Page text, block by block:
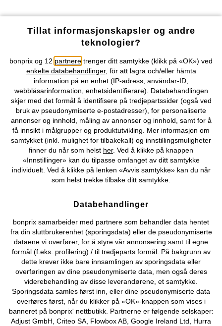
Våre betalingsalternativer
Vårt tilbud
Selskapet
Topkategorier / Sesongvarer
Du kan også finne oss på
Cookie-innstillinger
Om Oss Angre kjøp
© 2026 bonprix.
Tillat informasjonskapsler og andre
teknologier?
bonprix og 12 partnere trenger ditt samtykke (klikk på «OK») ved
enkelte databehandlinger, för att lagra och/eller hämta
information på en enhet (IP-adress, användar-ID,
webbläsarinformation, enhetsidentifierare). Databehandlingen
skjer med det formål å identifisere på tredjepartssider (også ved
bruk av pseudonymiserte e-postadresser), for personaliserte
annonser og innhold, måling av annonser og innhold, samt for å
få innsikt i målgrupper og produktutvikling. Mer informasjon om
samtykket (inkl. mulighet for tilbakekall) og innstillingsmuligheter
finner du når som helst her. Ved å klikke på knappen
«Innstillinger» kan du tilpasse omfanget av ditt samtykke
individuelt. Ved å klikke på lenken «Avvis samtykke» kan du når
som helst trekke tilbake ditt samtykke.
Databehandlinger
bonprix samarbeider med partnere som behandler data hentet
fra din sluttbrukerenhet (sporingsdata) eller de pseudonymiserte
dataene vi overfører, for å styre vår annonsering samt til egne
formål (f.eks. profilering) / til tredjeparts formål. På bakgrunn av
dette krever ikke bare innsamlingen av sporingsdata eller
overføringen av dine pseudonymiserte data, men også deres
viderebehandling av disse leverandørene, et samtykke.
Sporingsdata samles først inn, eller dine pseudonymiserte data
overføres først, når du klikker på «OK»-knappen som vises i
banneret på bonprix' nettbutikk. Partnerne er følgende selskaper:
Adjust GmbH, Criteo SA, Flowbox AB, Google Ireland Ltd, Hurra